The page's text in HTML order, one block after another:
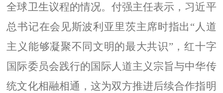
全球卫生议程的情况。付强主任表示，习近平
总书记在会见斯波利亚里茨主席时指出“人道
主义能够凝聚不同文明的最大共识”，红十字
国际委员会践行的国际人道主义宗旨与中华传
统文化相融相通，这为双方推进后续合作指明